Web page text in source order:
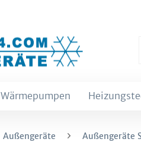
Wärmepumpen
Außengeräte Außengeräte